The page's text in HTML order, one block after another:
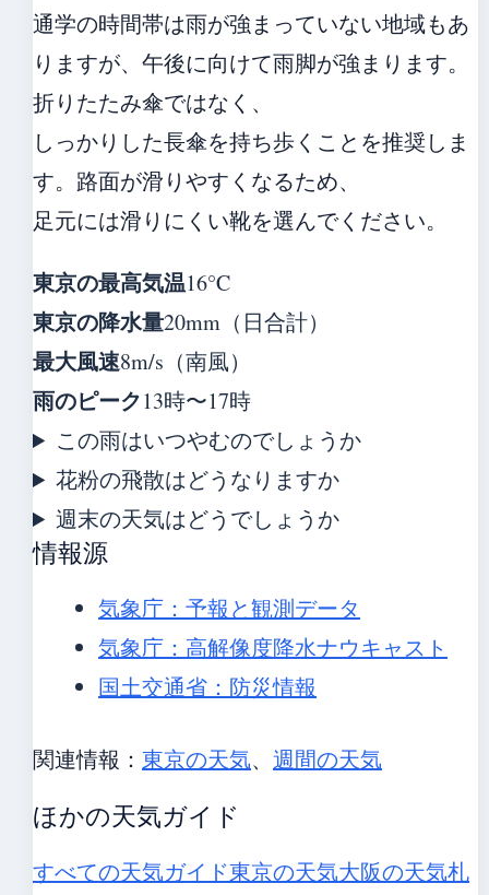
通学の時間帯は雨が強まっていない地域もあ
りますが、午後に向けて雨脚が強まります。
折りたたみ傘ではなく、
しっかりした長傘を持ち歩くことを推奨しま
す。路面が滑りやすくなるため、
足元には滑りにくい靴を選んでください。
東京の最高気温16°C
東京の降水量20mm（日合計）
最大風速8m/s（南風）
雨のピーク13時〜17時
この雨はいつやむのでしょうか
花粉の飛散はどうなりますか
週末の天気はどうでしょうか
情報源
気象庁：予報と観測データ
気象庁：高解像度降水ナウキャスト
国土交通省：防災情報
関連情報： 東京の天気、 週間の天気
ほかの天気ガイド
すべての天気ガイド東京の天気大阪の天気札